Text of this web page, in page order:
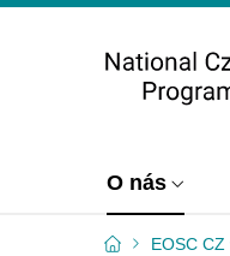
O nás
EOSC